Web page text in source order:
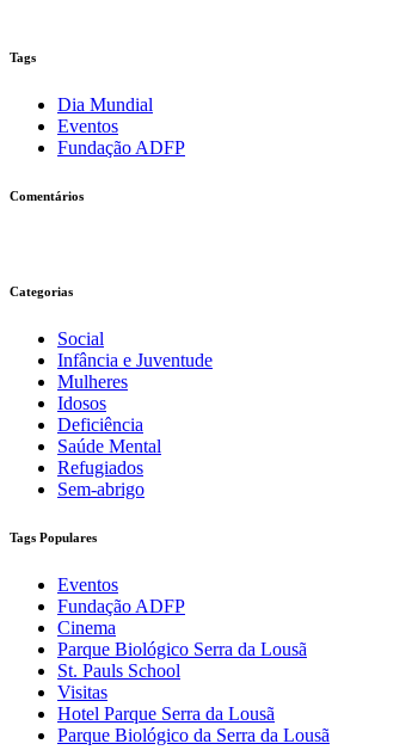
Tags
Dia Mundial
Eventos
Fundação ADFP
Comentários
Categorias
Social
Infância e Juventude
Mulheres
Idosos
Deficiência
Saúde Mental
Refugiados
Sem-abrigo
Tags Populares
Eventos
Fundação ADFP
Cinema
Parque Biológico Serra da Lousã
St. Pauls School
Visitas
Hotel Parque Serra da Lousã
Parque Biológico da Serra da Lousã